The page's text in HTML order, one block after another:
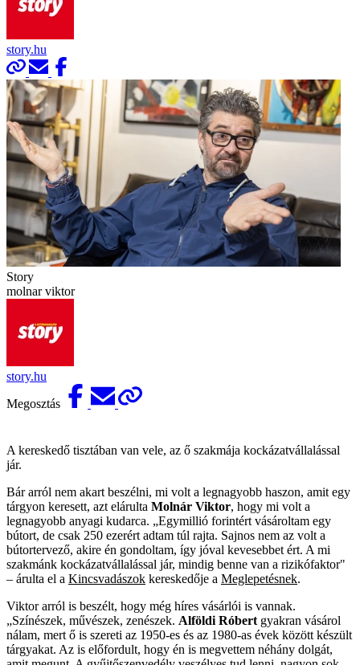
story.hu
Story
molnar viktor
story.hu
Megosztás
A kereskedő tisztában van vele, az ő szakmája kockázatvállalással
jár.
Bár arról nem akart beszélni, mi volt a legnagyobb haszon, amit egy
tárgyon keresett, azt elárulta Molnár Viktor, hogy mi volt a
legnagyobb anyagi kudarca. „Egymillió forintért vásároltam egy
bútort, de csak 250 ezerért adtam túl rajta. Sajnos nem az volt a
bútortervező, akire én gondoltam, így jóval kevesebbet ért. A mi
szakmánk kockázatvállalással jár, mindig benne van a rizikófaktor"
– árulta el a Kincsvadászok kereskedője a Meglepetésnek.
Viktor arról is beszélt, hogy még híres vásárlói is vannak.
„Színészek, művészek, zenészek. Alföldi Róbert gyakran vásárol
nálam, mert ő is szereti az 1950-es és az 1980-as évek között készült
tárgyakat. Az is előfordult, hogy én is megvettem néhány dolgát,